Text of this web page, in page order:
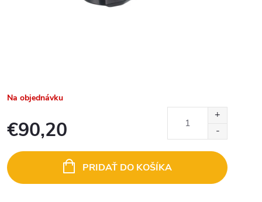
Na objednávku
€90,20
cena:
PRIDAŤ DO KOŠÍKA